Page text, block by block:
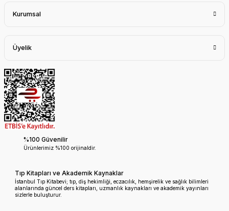
Kurumsal
Üyelik
%100 Güvenilir
Ürünlerimiz %100 orijinaldir.
Tıp Kitapları ve Akademik Kaynaklar
İstanbul Tıp Kitabevi; tıp, diş hekimliği, eczacılık, hemşirelik ve sağlık bilimleri
alanlarında güncel ders kitapları, uzmanlık kaynakları ve akademik yayınları
sizlerle buluşturur.